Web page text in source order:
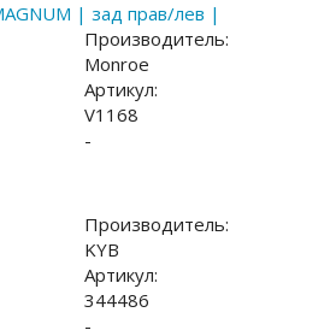
| зад прав/лев |
Производитель:
Monroe
Артикул:
V1168
-
Производитель:
KYB
Артикул:
344486